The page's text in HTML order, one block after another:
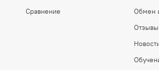
Сравнение
Обмен
Отзывы